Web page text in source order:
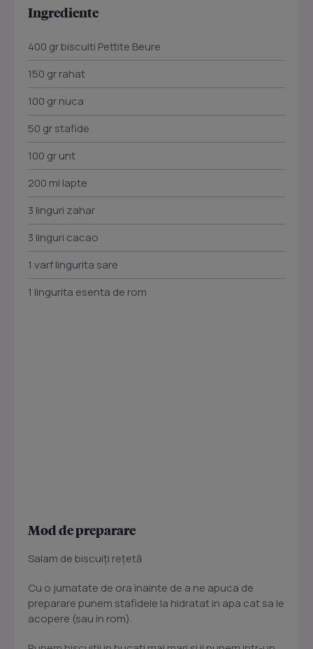
Ingrediente
400 gr biscuiti Pettite Beure
150 gr rahat
100 gr nuca
50 gr stafide
100 gr unt
200 ml lapte
3 linguri zahar
3 linguri cacao
1 varf lingurita sare
1 lingurita esenta de rom
Mod de preparare
Salam de biscuiţi reţetă
Cu o jumatate de ora inainte de a ne apuca de
preparare punem stafidele la hidratat in apa cat sa le
acopere (sau in rom).